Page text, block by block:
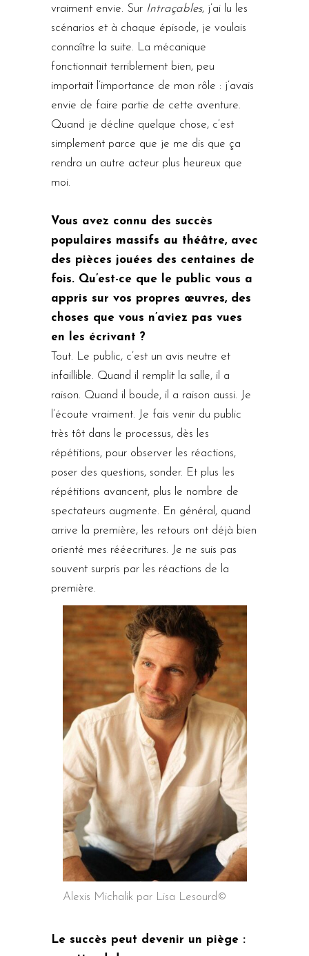
vraiment envie. Sur Intraçables, j’ai lu les
scénarios et à chaque épisode, je voulais
connaître la suite. La mécanique
fonctionnait terriblement bien, peu
importait l’importance de mon rôle : j’avais
envie de faire partie de cette aventure.
Quand je décline quelque chose, c’est
simplement parce que je me dis que ça
rendra un autre acteur plus heureux que
moi.
Vous avez connu des succès
populaires massifs au théâtre, avec
des pièces jouées des centaines de
fois. Qu’est-ce que le public vous a
appris sur vos propres œuvres, des
choses que vous n’aviez pas vues
en les écrivant ?
Tout. Le public, c’est un avis neutre et
infaillible. Quand il remplit la salle, il a
raison. Quand il boude, il a raison aussi. Je
l’écoute vraiment. Je fais venir du public
très tôt dans le processus, dès les
répétitions, pour observer les réactions,
poser des questions, sonder. Et plus les
répétitions avancent, plus le nombre de
spectateurs augmente. En général, quand
arrive la première, les retours ont déjà bien
orienté mes rééecritures. Je ne suis pas
souvent surpris par les réactions de la
première.
Alexis Michalik par Lisa Lesourd©
Le succès peut devenir un piège :